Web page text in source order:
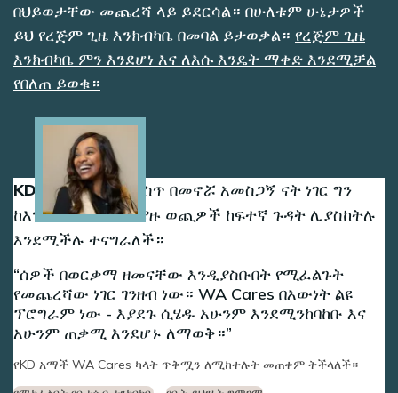
በህይወታቸው መጨረሻ ላይ ይደርሳል። በሁለቱም ሁኔታዎች
ይህ የረጅም ጊዜ እንክብካቤ በመባል ይታወቃል። የረጅም ጊዜ
እንክብካቤ ምን እንደሆነ እና ለእሱ እንዴት ማቀድ እንደሚቻል
የበለጠ ይወቁ።
KD አማቷን በቤቷ ውስጥ በመኖሯ አመስጋኝ ናት ነገር ግን
ከእንክብካቤ ጋር የተያያዙ ወጪዎች ከፍተኛ ጉዳት ሊያስከትሉ
እንደሚችሉ ተናግራለች።
ሰዎች በወርቃማ ዘመናቸው እንዲያስቡበት የሚፈልጉት
የመጨረሻው ነገር ገንዘብ ነው። WA Cares በእውነት ልዩ
ፕሮግራም ነው - እያደጉ ሲሄዱ አሁንም እንደሚንከባከቡ እና
አሁንም ጠቃሚ እንደሆኑ ለማወቅ።
የKD አማች WA Cares ካላት ጥቅሟን ለሚከተሉት መጠቀም ትችላለች።
Image